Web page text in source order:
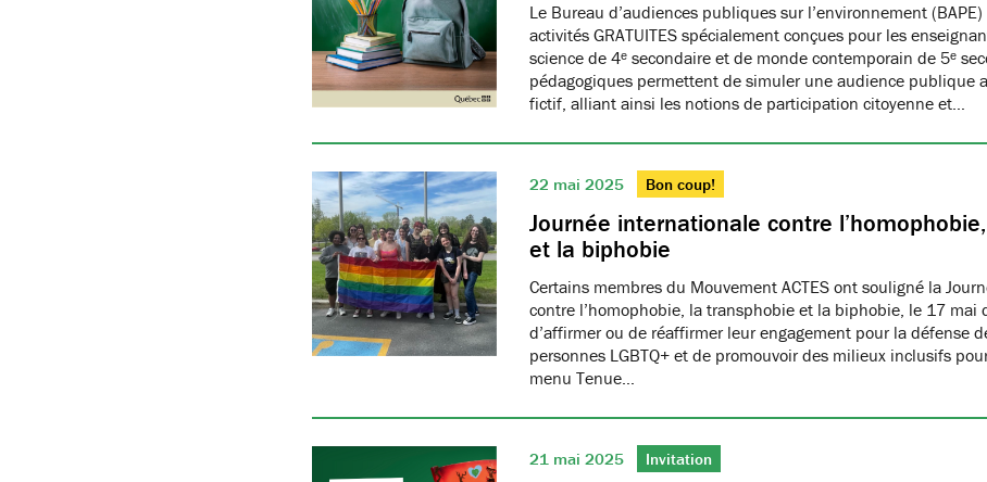
Le Bureau d’audiences publiques sur l’environnement
activités GRATUITES spécialement conçues pour les
science de 4ᵉ secondaire et de monde contemporain de 5ᵉ
pédagogiques permettent de simuler une audience publique
fictif, alliant ainsi les notions de participation citoyenne et…
22 mai 2025 Bon coup!
Journée internationale contre
et la biphobie
Certains membres du Mouvement ACTES ont souligné la
contre l’homophobie, la transphobie et la biphobie, le 17 mai
d’affirmer ou de réaffirmer leur engagement pour la défense
personnes LGBTQ+ et de promouvoir des milieux inclusifs
menu Tenue…
21 mai 2025 Invitation